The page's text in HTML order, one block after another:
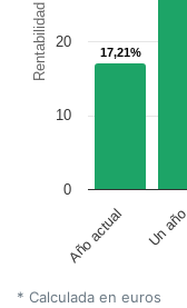
Rentabilidad 17,21%
17,21%
Año actual Un año
0
10
20
* Calculada en euros